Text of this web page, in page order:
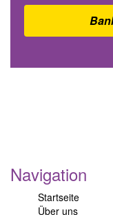
Navigation
Startseite
Über uns